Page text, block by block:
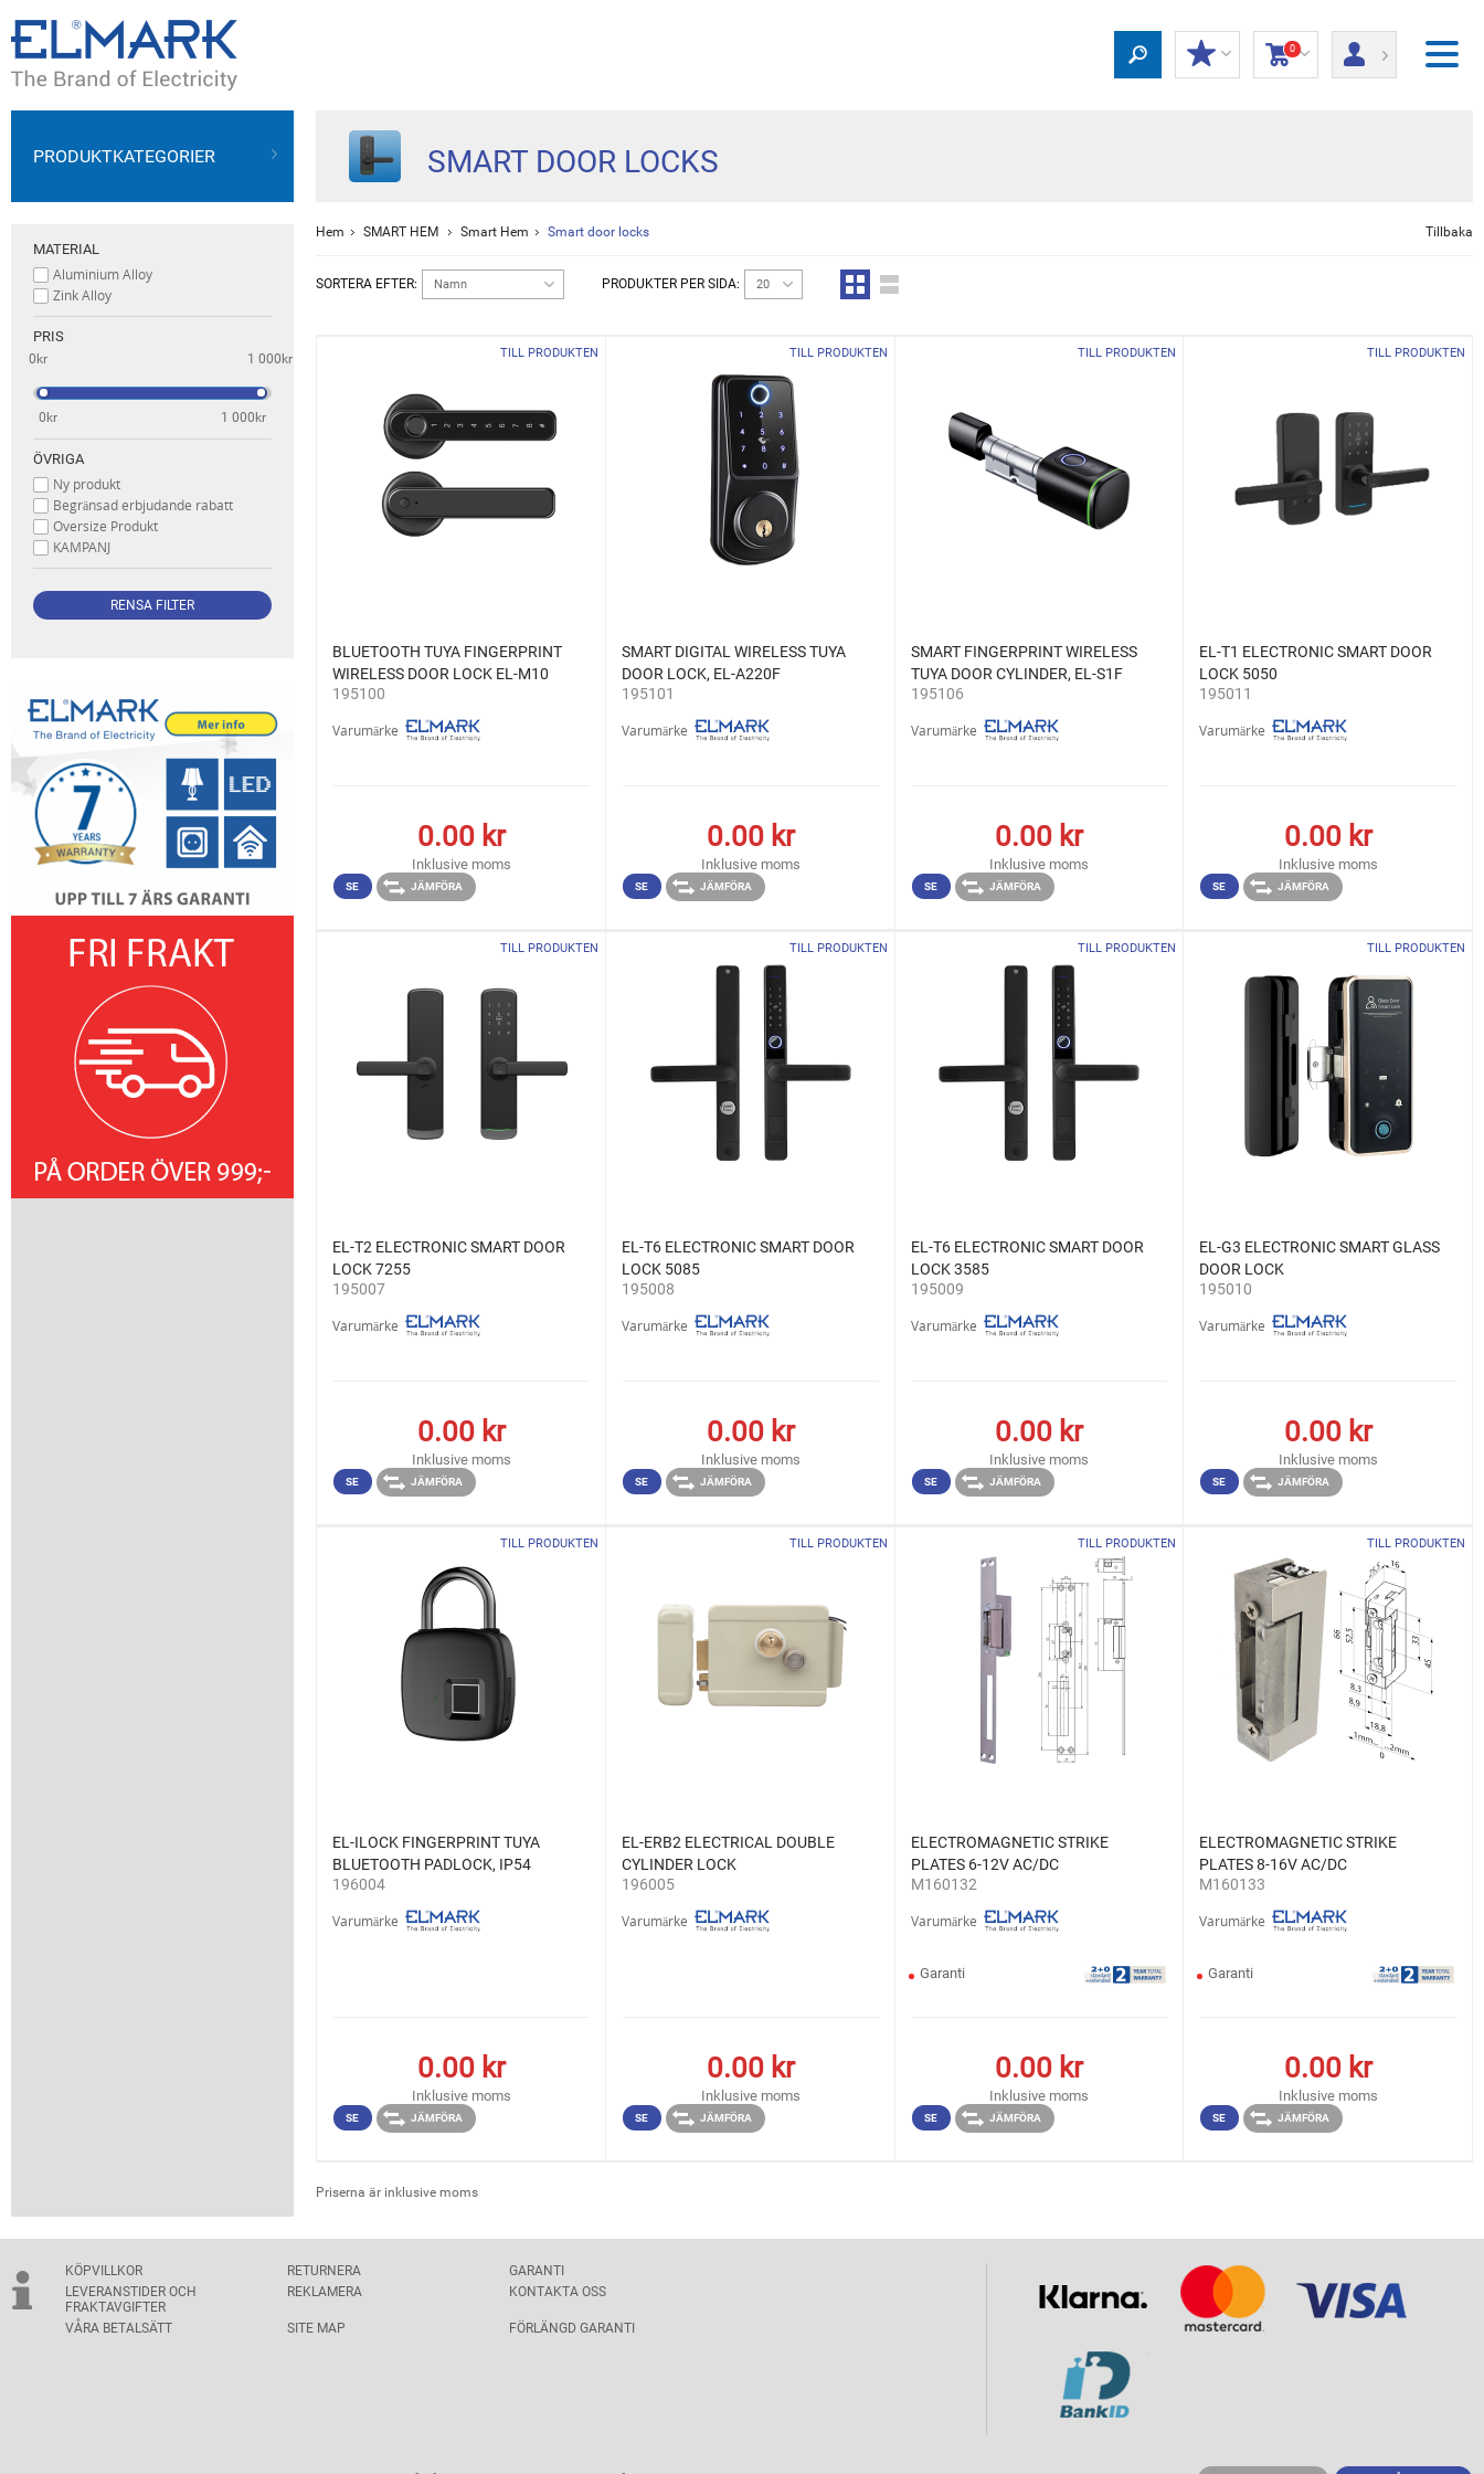
0
PRODUKTKATEGORIER
MATERIAL
Aluminium Alloy
Zink Alloy
PRIS
0kr 1 000kr
0kr 1 000kr
ÖVRIGA
Ny produkt
Begränsad erbjudande rabatt
Oversize Produkt
KAMPANJ
SMART DOOR LOCKS
Hem SMART HEM Smart Hem Smart door locks Tillbaka
SORTERA EFTER: Namn PRODUKTER PER SIDA: 20
TILL PRODUKTEN
BLUETOOTH TUYA FINGERPRINT
WIRELESS DOOR LOCK EL-M10
195100
Varumärke
0.00kr
Inklusive moms
SE JÄMFÖRA
TILL PRODUKTEN
SMART DIGITAL WIRELESS TUYA
DOOR LOCK, EL-A220F
195101
Varumärke
0.00kr
Inklusive moms
SE JÄMFÖRA
TILL PRODUKTEN
SMART FINGERPRINT WIRELESS
TUYA DOOR CYLINDER, EL-S1F
195106
Varumärke
0.00 kr
Inklusive moms
SE JÄMFÖRA
TILL PRODUKTEN
EL-T1 ELECTRONIC SMART DOOR
LOCK 5050
195011
Varumärke
0.00 kr
Inklusive moms
SE JÄMFÖRA
TILL PRODUKTEN
EL-T2 ELECTRONIC SMART DOOR
LOCK 7255
195007
Varumärke
0.00kr
Inklusive moms
SE JÄMFÖRA
TILL PRODUKTEN
EL-T6 ELECTRONIC SMART DOOR
LOCK 5085
195008
Varumärke
0.00kr
Inklusive moms
SE JÄMFÖRA
TILL PRODUKTEN
EL-T6 ELECTRONIC SMART DOOR
LOCK 3585
195009
Varumärke
0.00 kr
Inklusive moms
SE JÄMFÖRA
TILL PRODUKTEN
EL-G3 ELECTRONIC SMART GLASS
DOOR LOCK
195010
Varumärke
0.00 kr
Inklusive moms
SE JÄMFÖRA
TILL PRODUKTEN
EL-ILOCK FINGERPRINT TUYA
BLUETOOTH PADLOCK, IP54
196004
Varumärke
0.00kr
Inklusive moms
SE JÄMFÖRA
TILL PRODUKTEN
EL-ERB2 ELECTRICAL DOUBLE
CYLINDER LOCK
196005
Varumärke
0.00kr
Inklusive moms
SE JÄMFÖRA
TILL PRODUKTEN
ELECTROMAGNETIC STRIKE
PLATES 6-12V AC/DC
M160132
Varumärke
Garanti
0.00 kr
Inklusive moms
SE JÄMFÖRA
TILL PRODUKTEN
ELECTROMAGNETIC STRIKE
PLATES 8-16V AC/DC
M160133
Varumärke
Garanti
0.00 kr
Inklusive moms
SE JÄMFÖRA
Priserna är inklusive moms
KÖPVILLKOR RETURNERA
GARANTI
LEVERANSTIDER OCH
FRAKTAVGIFTER
REKLAMERA KONTAKTA OSS
VÅRA BETALSÄTT SITE MAP FÖRLÄNGD GARANTI